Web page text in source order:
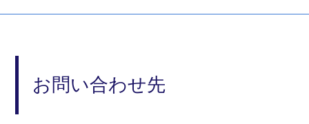
お問い合わせ先